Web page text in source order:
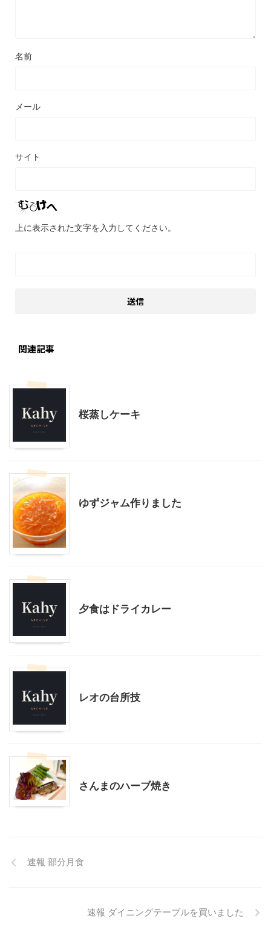
名前
メール
サイト
上に表示された文字を入力してください。
関連記事
桜蒸しケーキ
ゆずジャム作りました
夕食はドライカレー
レオの台所技
さんまのハーブ焼き
速報 部分月食
速報 ダイニングテーブルを買いました